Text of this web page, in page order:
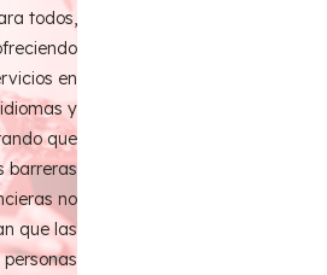
todos,
en
y
que
barreras
no
que las
personas